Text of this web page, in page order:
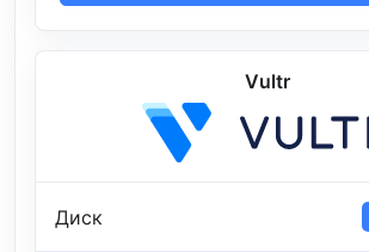
Vultr
Диск